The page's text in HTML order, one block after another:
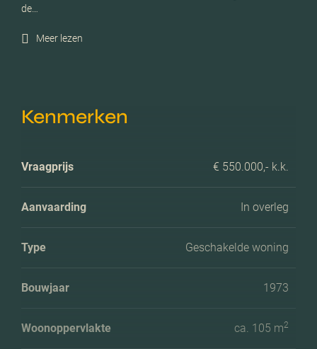
de…
Meer lezen
Kenmerken
Vraagprijs € 550.000,- k.k.
Aanvaarding In overleg
Type Geschakelde woning
Bouwjaar 1973
Woonoppervlakte ca. 105 m2